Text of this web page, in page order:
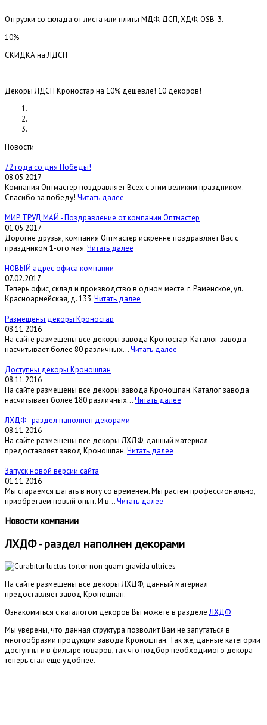
Отгрузки со склада от листа или плиты МДФ, ДСП, ХДФ, OSB-3.
10%
СКИДКА на ЛДСП
Декоры ЛДСП Кроностар на 10% дешевле! 10 декоров!
Новости
72 года со дня Победы!
08.05.2017
Компания Оптмастер поздравляет Всех с этим великим праздником.
Спасибо за победу! Читать далее
МИР ТРУД МАЙ - Поздравление от компании Оптмастер
01.05.2017
Дорогие друзья, компания Оптмастер искренне поздравляет Вас с
праздником 1-ого мая.Читать далее
НОВЫЙ адрес офиса компании
07.02.2017
Теперь офис, склад и производство в одном месте. г. Раменское, ул.
Красноармейская, д. 133.Читать далее
Размещены декоры Кроностар
08.11.2016
На сайте размещены все декоры завода Кроностар. Каталог завода
насчитывает более 80 различных...Читать далее
Доступны декоры Кроношпан
08.11.2016
На сайте размещены все декоры завода Кроношпан. Каталог завода
насчитывает более 180 различных...Читать далее
ЛХДФ - раздел наполнен декорами
08.11.2016
На сайте размещены все декоры ЛХДФ, данный материал
предоставляет завод Кроношпан.Читать далее
Запуск новой версии сайта
01.11.2016
Мы стараемся шагать в ногу со временем. Мы растем профессионально,
приобретаем новый опыт. И в...Читать далее
Новости компании
ЛХДФ - раздел наполнен декорами
На сайте размещены все декоры ЛХДФ, данный материал
предоставляет завод Кроношпан.
Ознакомиться с каталогом декоров Вы можете в разделеЛХДФ
Мы уверены, что данная структура позволит Вам не запутаться в
многообразии продукции завода Кроношпан. Так же, данные категории
доступны и в фильтре товаров, так что подбор необходимого декора
теперь стал еще удобнее.